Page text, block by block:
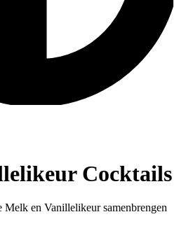
Cocktails
en Vanillelikeur samenbrengen